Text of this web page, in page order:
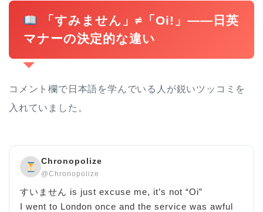
「すみません」≠「Oi!」——日英
マナーの決定的な違い
コメント欄で日本語を学んでいる人が鋭いツッコミを
入れていました。
Chronopolize
@Chronopolize
すいません is just excuse me, it’s not “Oi”
I went to London once and the service was awful